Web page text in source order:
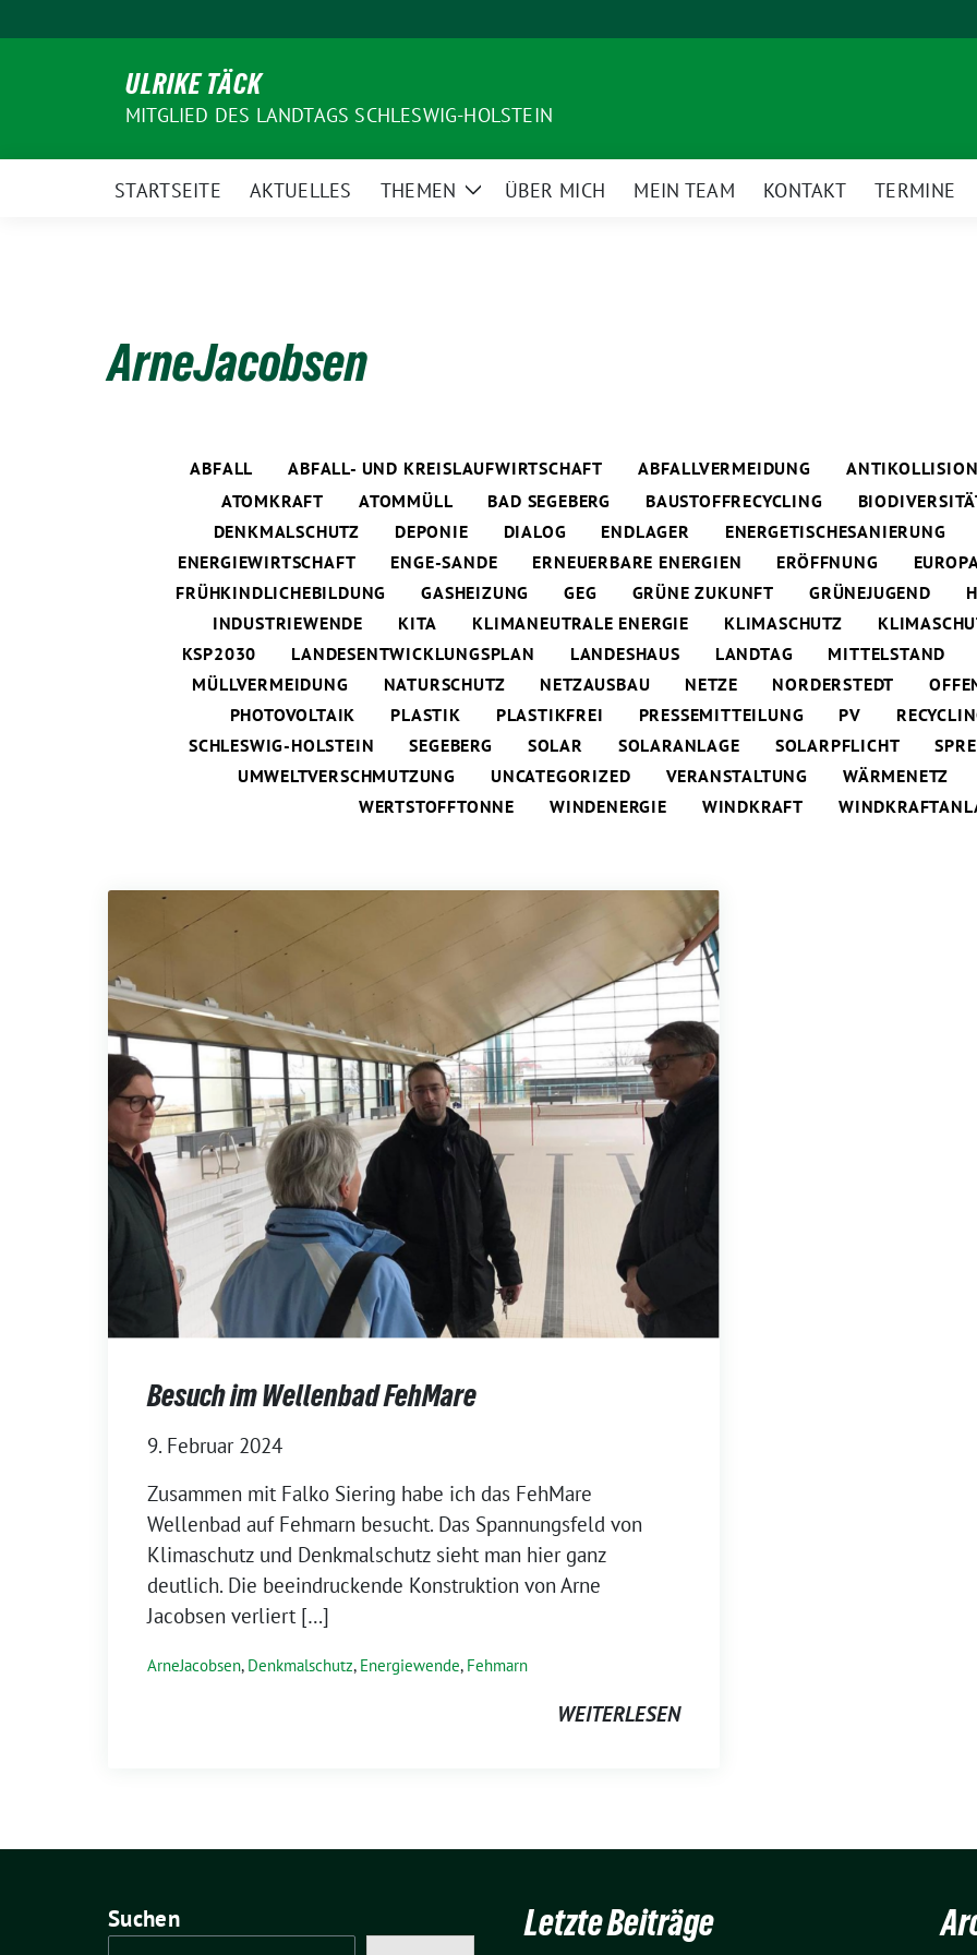
zum
ULRIKE TÄCK
MITGLIED DES LANDTAGS SCHLESWIG-HOLSTEIN
STARTSEITE AKTUELLES THEMEN
ZeigeÜBER MICH MEIN TEAM KONTAKT TERMINE
ArneJacobsen
ABFALL ABFALL- UND KREISLAUFWIRTSCHAFT ABFALLVERMEIDUNG
ATOMKRAFT
ATOMMÜLL BAD SEGEBERG BAUSTOFFRECYCLING
DENKMALSCHUTZ
DEPONIE DIALOG ENDLAGER
ENERGETISCHESANIERUNG
ENERGIEWIRTSCHAFT
ENGE-SANDE ERNEUERBARE ENERGIEN ERÖFFNUNG
FRÜHKINDLICHEBILDUNG
GASHEIZUNG GEG GRÜNE ZUKUNFT GRÜNEJUGEND
INDUSTRIEWENDE
KITA KLIMANEUTRALE ENERGIE KLIMASCHUTZ
KSP2030
LANDESENTWICKLUNGSPLAN LANDESHAUS LANDTAG
MITTELSTAND
MÜLLVERMEIDUNG
NATURSCHUTZ NETZAUSBAU NETZE NORDERSTEDT
PHOTOVOLTAIK
PLASTIK PLASTIKFREI PRESSEMITTEILUNG PV
SCHLESWIG-HOLSTEIN
SEGEBERG SOLAR SOLARANLAGE SOLARPFLICHT
UMWELTVERSCHMUTZUNG
UNCATEGORIZED VERANSTALTUNG
WÄRMENETZ
WERTSTOFFTONNE
WINDENERGIE WINDKRAFT
Besuch im Wellenbad FehMare
9. Februar 2024
Zusammen mit Falko Siering habe ich das FehMare
Wellenbad auf Fehmarn besucht. Das Spannungsfeld von
Klimaschutz und Denkmalschutz sieht man hier ganz
deutlich. Die beeindruckende Konstruktion von Arne
Jacobsen verliert […]
ArneJacobsen, Denkmalschutz, Energiewende, Fehmarn
WEITERLESEN
Suchen Letzte Beiträge